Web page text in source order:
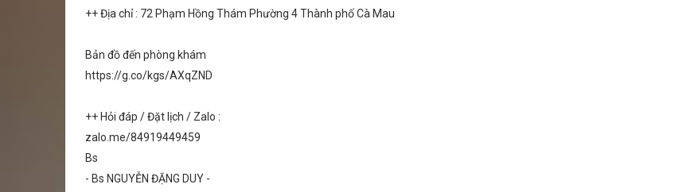
++ Địa chỉ : 72 Phạm Hồng Thám Phường 4 Thành phố Cà Mau
Bản đồ đến phòng khám
https://g.co/kgs/AXqZND
++ Hỏi đáp / Đặt lịch / Zalo :
zalo.me/84919449459
Bs
- Bs NGUYỄN ĐẶNG DUY -